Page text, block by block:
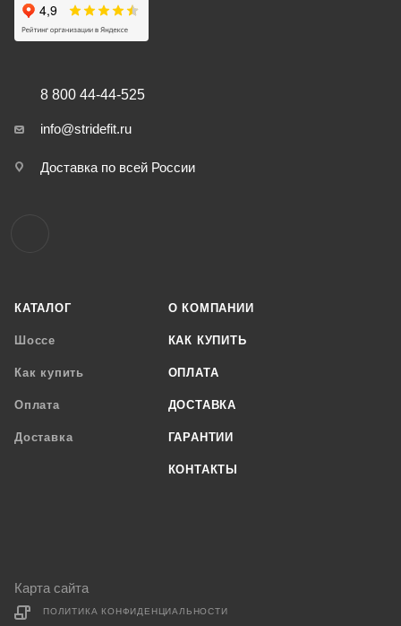
КАТАЛОГ
Шоссе
Как купить
Оплата
Доставка
О КОМПАНИИ
КАК КУПИТЬ
ОПЛАТА
ДОСТАВКА
ГАРАНТИИ
КОНТАКТЫ
8 800 44-44-525
info@stridefit.ru
Доставка по всей России
Карта сайта
ПОЛИТИКА КОНФИДЕНЦИАЛЬНОСТИ